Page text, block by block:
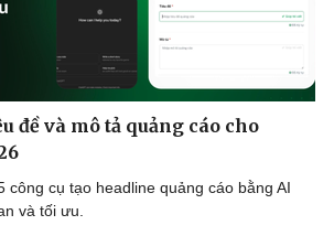
đề và mô tả quảng cáo cho
công cụ tạo headline quảng cáo bằng AI
và tối ưu.